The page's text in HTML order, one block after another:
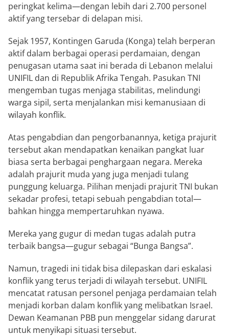
peringkat kelima—dengan lebih dari 2.700 personel
aktif yang tersebar di delapan misi.
Sejak 1957, Kontingen Garuda (Konga) telah berperan
aktif dalam berbagai operasi perdamaian, dengan
penugasan utama saat ini berada di Lebanon melalui
UNIFIL dan di Republik Afrika Tengah. Pasukan TNI
mengemban tugas menjaga stabilitas, melindungi
warga sipil, serta menjalankan misi kemanusiaan di
wilayah konflik.
Atas pengabdian dan pengorbanannya, ketiga prajurit
tersebut akan mendapatkan kenaikan pangkat luar
biasa serta berbagai penghargaan negara. Mereka
adalah prajurit muda yang juga menjadi tulang
punggung keluarga. Pilihan menjadi prajurit TNI bukan
sekadar profesi, tetapi sebuah pengabdian total—
bahkan hingga mempertaruhkan nyawa.
Mereka yang gugur di medan tugas adalah putra
terbaik bangsa—gugur sebagai “Bunga Bangsa”.
Namun, tragedi ini tidak bisa dilepaskan dari eskalasi
konflik yang terus terjadi di wilayah tersebut. UNIFIL
mencatat ratusan personel penjaga perdamaian telah
menjadi korban dalam konflik yang melibatkan Israel.
Dewan Keamanan PBB pun menggelar sidang darurat
untuk menyikapi situasi tersebut.